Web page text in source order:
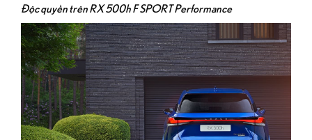
Độc quyền trên RX 500h F SPORT Performance